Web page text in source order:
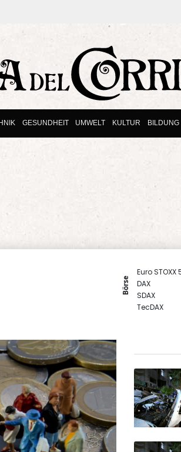
GESUNDHEIT UMWELT KULTUR BILDUNG
Börse
Euro STOXX
DAX
SDAX
TecDAX